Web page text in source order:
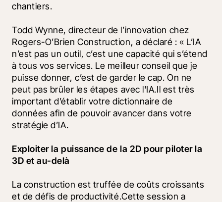
chantiers.
Todd Wynne, directeur de l’innovation chez
Rogers-O’Brien Construction, a déclaré : « L’IA
n’est pas un outil, c’est une capacité qui s’étend
à tous vos services. Le meilleur conseil que je
puisse donner, c’est de garder le cap. On ne
peut pas brûler les étapes avec l'IA.Il est très
important d’établir votre dictionnaire de
données afin de pouvoir avancer dans votre
stratégie d’IA.
Exploiter la puissance de la 2D pour piloter la
3D et au-delà
La construction est truffée de coûts croissants
et de défis de productivité.Cette session a